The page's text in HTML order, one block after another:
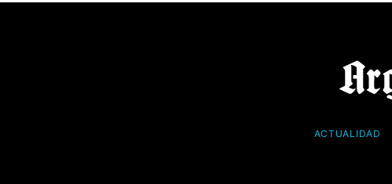
ACTUALIDAD